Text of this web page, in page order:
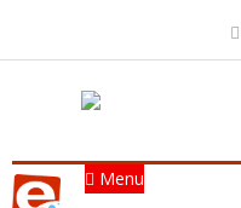
Menu